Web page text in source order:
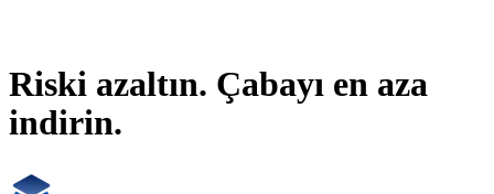
Riski azaltın. Çabayı en aza
indirin.